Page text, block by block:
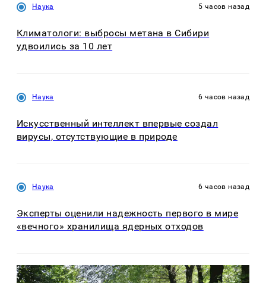
Наука 5 часов назад
Климатологи: выбросы метана в Сибири
удвоились за 10 лет
Наука 6 часов назад
Искусственный интеллект впервые создал
вирусы, отсутствующие в природе
Наука 6 часов назад
Эксперты оценили надежность первого в мире
«вечного» хранилища ядерных отходов